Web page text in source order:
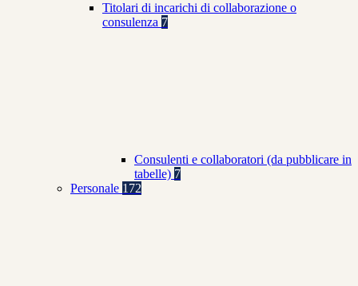
Titolari di incarichi di collaborazione o
consulenza 7
Consulenti e collaboratori (da pubblicare in
tabelle) 7
Personale 172